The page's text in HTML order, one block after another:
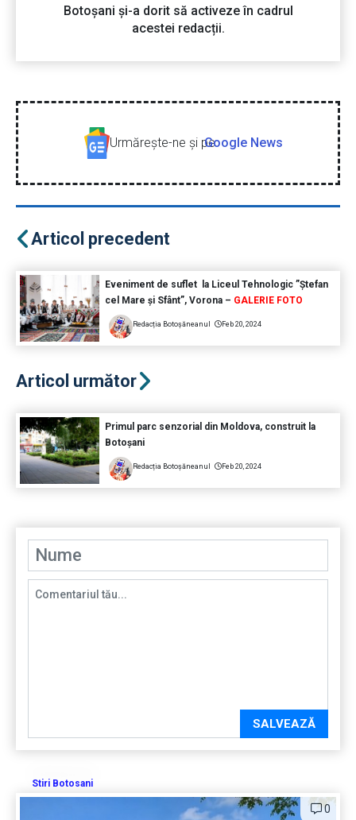
Botoșani și-a dorit să activeze în cadrul
acestei redacții.
Urmăreşte-ne şi peGoogle News
Articol precedent
Eveniment de suflet la Liceul Tehnologic ”Ștefan
cel Mare și Sfânt”, Vorona – GALERIE FOTO
Redacția Botoșăneanul Feb 20, 2024
Articol următor
Primul parc senzorial din Moldova, construit la
Botoșani
Redacția Botoșăneanul Feb 20, 2024
SALVEAZĂ
Stiri Botosani
0